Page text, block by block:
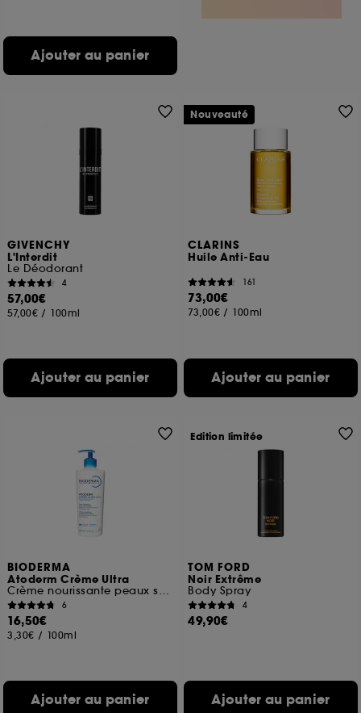
Ajouter au panier
GIVENCHY
L'Interdit
Le Déodorant
4
57,00€
57,00€ / 100ml
Ajouter au panier
CLARINS
Huile Anti-Eau
161
73,00€
73,00€ / 100ml
Ajouter au panier
Nouveauté
BIODERMA
Atoderm Crème Ultra
Crème nourissante peaux sensibles normales à sèches
6
16,50€
3,30€ / 100ml
Ajouter au panier
TOM FORD
Noir Extrême
Body Spray
4
49,90€
Ajouter au panier
Edition limitée